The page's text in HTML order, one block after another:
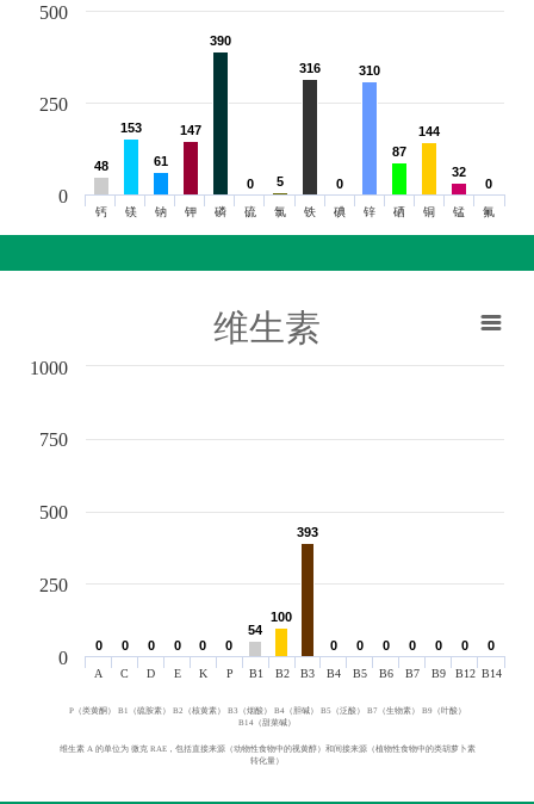
48
48
153
153
61
61
147
147
390
390
0
0 5
5
316
316
0
0
310
310
87
87
144
144
32
32
0
0
钙 镁 钠 钾 磷 硫 氯 铁 碘 锌 硒 铜 锰 氟
0
250
500
维生素
0
0 0
0 0
0 0
0 0
0 0
0
54
54
100
100
393
393
0
0 0
0 0
0 0
0 0
0 0
0 0
0
A C D E K P B1 B2 B3 B4 B5 B6 B7 B9 B12 B14
0
250
500
750
1000
P（类黄酮） B1（硫胺素） B2（核黄素） B3（烟酸） B4（胆碱） B5（泛酸） B7（生物素） B9（叶酸）
B14（甜菜碱）
维生素 A 的单位为 微克 RAE，包括直接来源（动物性食物中的视黄醇）和间接来源（植物性食物中的类胡萝卜素
转化量）